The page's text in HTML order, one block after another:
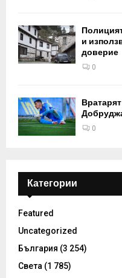
и
доверие
0
0
Категории
Featured
Uncategorized
България (3 254)
Света (1 785)